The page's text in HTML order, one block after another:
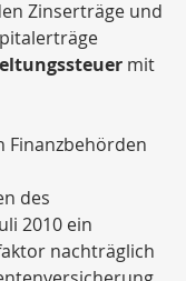
Zinserträge und
mit
Finanzbehörden
des
2010 ein
nachträglich